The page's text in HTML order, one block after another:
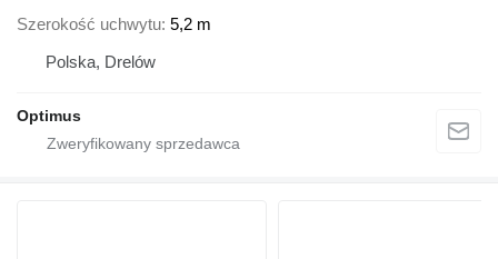
Szerokość uchwytu 5,2 m
Polska, Drelów
Optimus